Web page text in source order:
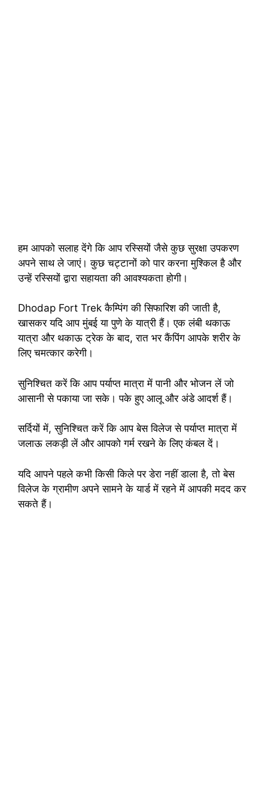
हम आपको सलाह देंगे कि आप रस्सियों जैसे कुछ सुरक्षा उपकरण
अपने साथ ले जाएं। कुछ चट्टानों को पार करना मुश्किल है और
उन्हें रस्सियों द्वारा सहायता की आवश्यकता होगी।
Dhodap Fort Trek कैम्पिंग की सिफारिश की जाती है,
खासकर यदि आप मुंबई या पुणे के यात्री हैं। एक लंबी थकाऊ
यात्रा और थकाऊ ट्रेक के बाद, रात भर कैंपिंग आपके शरीर के
लिए चमत्कार करेगी।
सुनिश्चित करें कि आप पर्याप्त मात्रा में पानी और भोजन लें जो
आसानी से पकाया जा सके। पके हुए आलू और अंडे आदर्श हैं।
सर्दियों में, सुनिश्चित करें कि आप बेस विलेज से पर्याप्त मात्रा में
जलाऊ लकड़ी लें और आपको गर्म रखने के लिए कंबल दें।
यदि आपने पहले कभी किसी किले पर डेरा नहीं डाला है, तो बेस
विलेज के ग्रामीण अपने सामने के यार्ड में रहने में आपकी मदद कर
सकते हैं।